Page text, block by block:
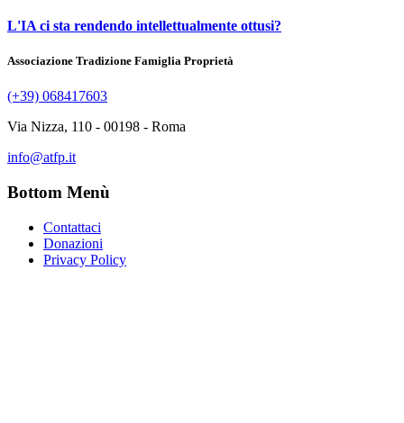
L'IA ci sta rendendo intellettualmente ottusi?
Associazione Tradizione Famiglia Proprietà
(+39) 068417603
Via Nizza, 110 - 00198 - Roma
info@atfp.it
Bottom Menù
Contattaci
Donazioni
Privacy Policy